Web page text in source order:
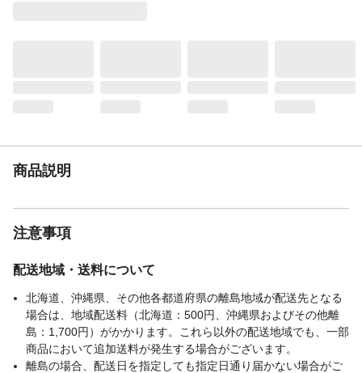
商品説明
注意事項
配送地域・送料について
北海道、沖縄県、その他各都道府県の離島地域が配送先となる
場合は、地域配送料（北海道：500円、沖縄県およびその他離
島：1,700円）がかかります。これら以外の配送地域でも、一部
商品において追加送料が発生する場合がございます。
離島の場合、配送日を指定しても指定日通り届かない場合がご